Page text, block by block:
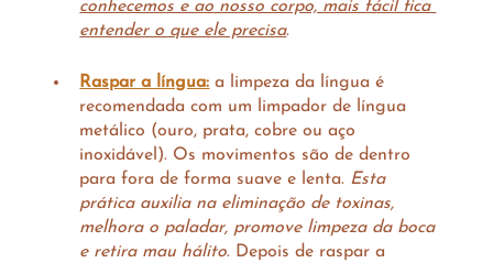
conhecemos e ao nosso corpo, mais fácil fica
entender o que ele precisa.
Raspar a língua: a limpeza da língua é
recomendada com um limpador de língua
metálico (ouro, prata, cobre ou aço
inoxidável). Os movimentos são de dentro
para fora de forma suave e lenta. Esta
prática auxilia na eliminação de toxinas,
melhora o paladar, promove limpeza da boca
e retira mau hálito. Depois de raspar a